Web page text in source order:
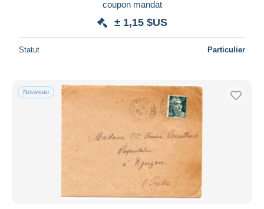
coupon mandat
± 1,15 $US
Statut Particulier
Nouveau